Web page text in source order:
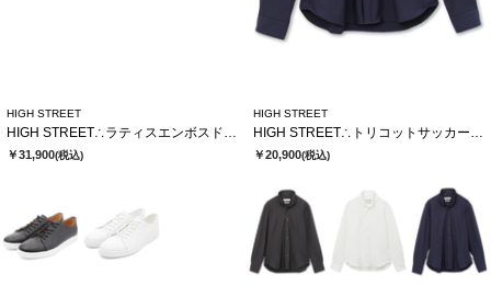
HIGH STREET
HIGH STREET∴ラティスエンボスドレススニーカー
￥31,900(税込)
HIGH STREET
HIGH STREET∴トリコットサッカーショートウイングシャツ
￥20,900(税込)